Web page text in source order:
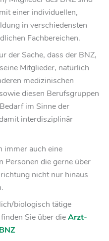
einer individuellen,
in verschiedensten
Fachbereichen.
der Sache, dass der BNZ,
Mitglieder, natürlich
medizinischen
diesen Berufsgruppen
im Sinne der
interdisziplinär
immer auch eine
Personen die gerne über
nicht nur hinaus
biologisch tätige
Sie über dieArzt-